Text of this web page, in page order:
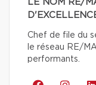
LE NOM RE/
Chef de file du
le réseau RE/
performants.